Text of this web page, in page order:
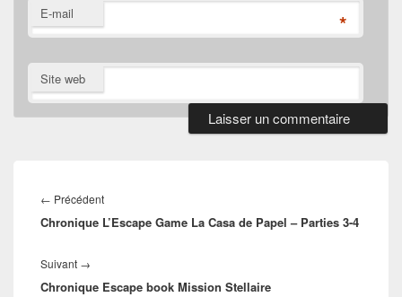
E-mail *
Site web
de
l’article
← PrécédentArticle
précédent :
Chronique L’Escape Game La Casa de Papel – Parties 3-4
Suivant →
suivant :
Chronique Escape book Mission Stellaire